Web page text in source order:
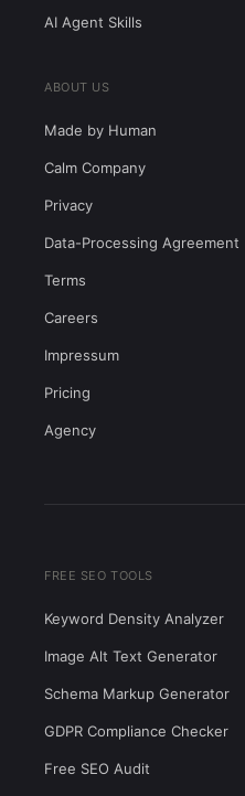
AI Agent Skills
ABOUT US
Made by Human
Calm Company
Privacy
Data-Processing Agreement
Terms
Careers
Impressum
Pricing
Agency
FREE SEO TOOLS
Keyword Density Analyzer
Image Alt Text Generator
Schema Markup Generator
GDPR Compliance Checker
Free SEO Audit